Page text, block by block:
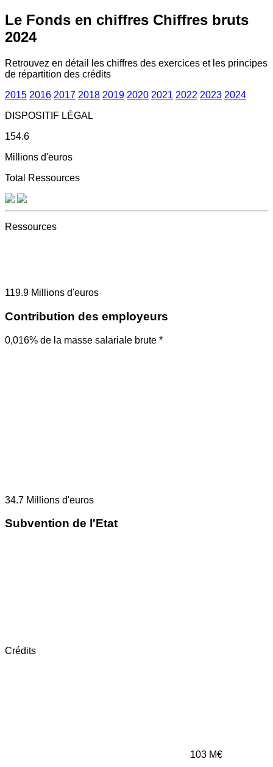
Le Fonds en chiffres Chiffres bruts
2024
Retrouvez en détail les chiffres des exercices et les principes
de répartition des crédits
2015 2016 2017 2018 2019 2020 2021 2022 2023 2024
DISPOSITIF LÉGAL
154.6
Millions d'euros
Total Ressources
Ressources
119.9 Millions d'euros
Contribution des employeurs
0,016% de la masse salariale brute *
34.7 Millions d'euros
Subvention de l'Etat
Crédits
103 M€